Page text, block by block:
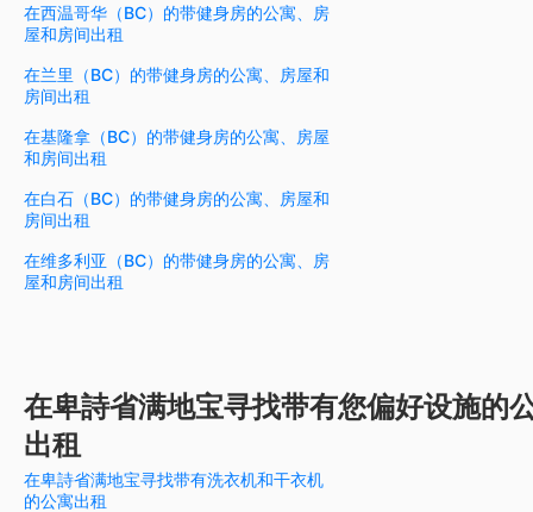
在西温哥华（BC）的带健身房的公寓、房
屋和房间出租
在兰里（BC）的带健身房的公寓、房屋和
房间出租
在基隆拿（BC）的带健身房的公寓、房屋
和房间出租
在白石（BC）的带健身房的公寓、房屋和
房间出租
在维多利亚（BC）的带健身房的公寓、房
屋和房间出租
在卑詩省满地宝寻找带有您偏好设施的
出租
在卑詩省满地宝寻找带有洗衣机和干衣机
的公寓出租